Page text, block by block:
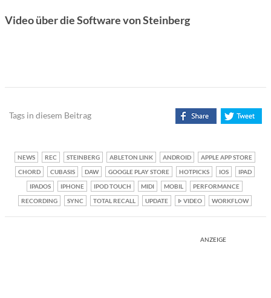
Video über die Software von Steinberg
Tags in diesem Beitrag
NEWS REC STEINBERG ABLETON LINK ANDROID
APPLE APP STORE
CHORD
CUBASIS DAW GOOGLE PLAY STORE HOTPICKS IOS
IPAD
IPADOS
IPHONE IPOD TOUCH MIDI MOBIL
PERFORMANCE
RECORDING
SYNC TOTAL RECALL UPDATE VIDEO WORKFLOW
ANZEIGE